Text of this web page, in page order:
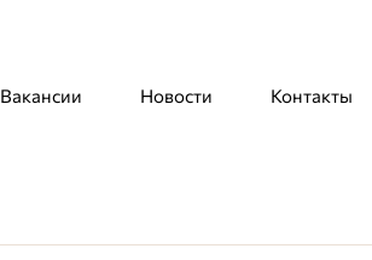
Вакансии Новости Контакты